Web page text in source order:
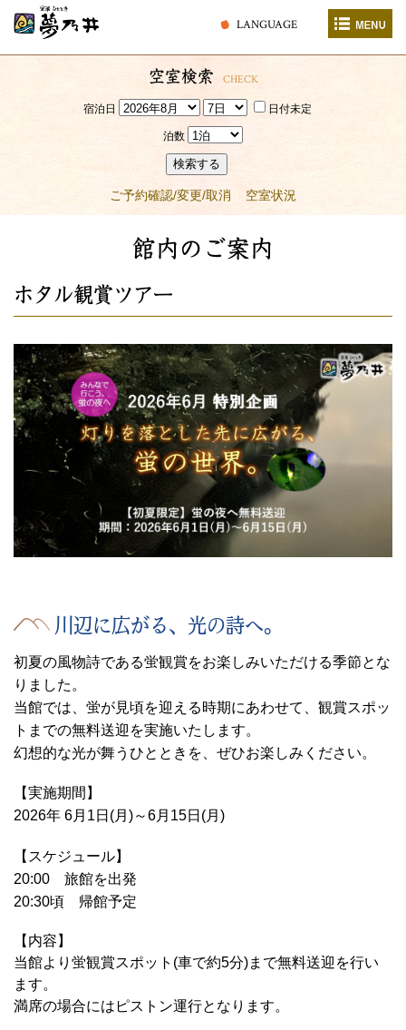
LANGUAGE
空室検索 CHECK
宿泊日 日付未定
泊数
検索する
ご予約確認/変更/取消 空室状況
館内のご案内
ホタル観賞ツアー
川辺に広がる、光の詩へ。
初夏の風物詩である蛍観賞をお楽しみいただける季節とな
りました。
当館では、蛍が見頃を迎える時期にあわせて、観賞スポッ
トまでの無料送迎を実施いたします。
幻想的な光が舞うひとときを、ぜひお楽しみください。
【実施期間】
2026年 6月1日(月)～6月15日(月)
【スケジュール】
20:00 旅館を出発
20:30頃 帰館予定
【内容】
当館より蛍観賞スポット(車で約5分)まで無料送迎を行い
ます。
満席の場合にはピストン運行となります。